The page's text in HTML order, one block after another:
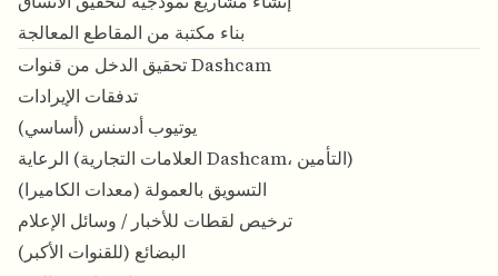
بناء مكتبة من المقاطع المعالجة
تحقيق الدخل من قنوات Dashcam
تدفقات الإيرادات
يوتيوب أدسنس (أساسي)
الرعاية (العلامات التجارية Dashcam، التأمين)
التسويق بالعمولة (معدات الكاميرا)
ترخيص لقطات للأخبار / وسائل الإعلام
البضائع (للقنوات الأكبر)